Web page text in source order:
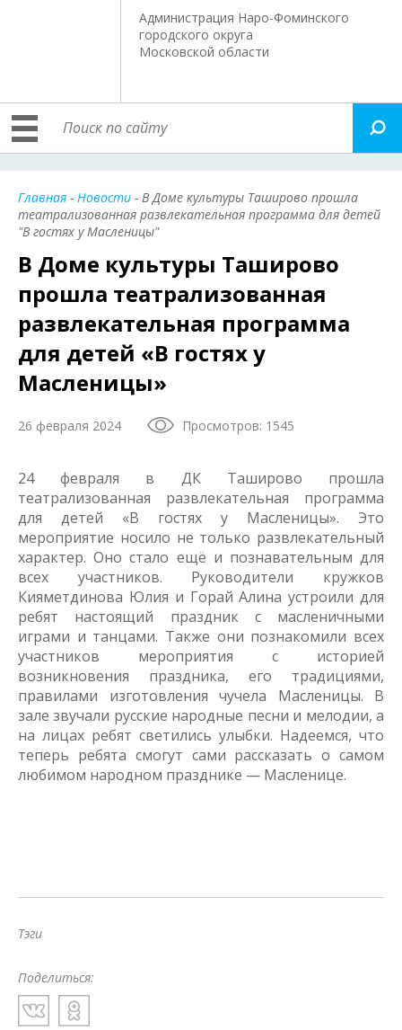
Администрация Наро-Фоминского
городского округа
Московской области
Главная - Новости - В Доме культуры Таширово прошла
театрализованная развлекательная программа для детей
"В гостях у Масленицы"
В Доме культуры Таширово
прошла театрализованная
развлекательная программа
для детей «В гостях у
Масленицы»
26 февраля 2024 Просмотров: 1545
24 февраля в ДК Таширово прошла
театрализованная развлекательная программа
для детей «В гостях у Масленицы». Это
мероприятие носило не только развлекательный
характер. Оно стало ещё и познавательным для
всех участников. Руководители кружков
Кияметдинова Юлия и Горай Алина устроили для
ребят настоящий праздник с масленичными
играми и танцами. Также они познакомили всех
участников мероприятия с историей
возникновения праздника, его традициями,
правилами изготовления чучела Масленицы. В
зале звучали русские народные песни и мелодии, а
на лицах ребят светились улыбки. Надеемся, что
теперь ребята смогут сами рассказать о самом
любимом народном празднике — Масленице.
Тэги
Поделиться: